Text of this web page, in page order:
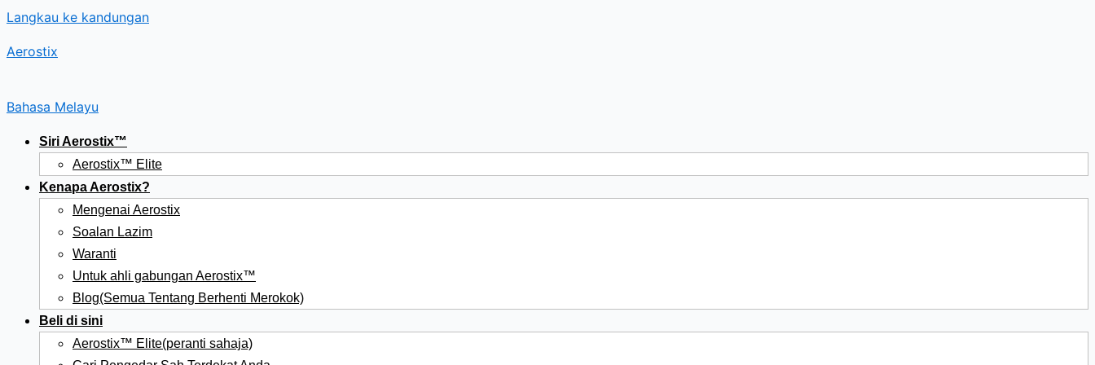
Langkau ke kandungan
Aerostix
Bahasa Melayu
Siri Aerostix™
Aerostix™ Elite
Kenapa Aerostix?
Mengenai Aerostix
Soalan Lazim
Waranti
Untuk ahli gabungan Aerostix™
Blog(Semua Tentang Berhenti Merokok)
Beli di sini
Aerostix™ Elite(peranti sahaja)